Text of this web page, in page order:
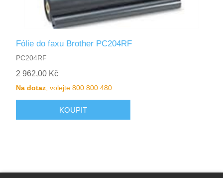
Fólie do faxu Brother PC204RF
PC204RF
2 962,00 Kč
Na dotaz, volejte 800 800 480